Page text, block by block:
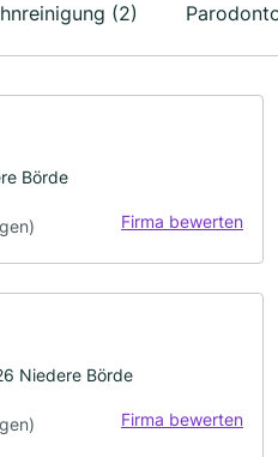
(2)
Börde
Firma bewerten
Niedere Börde
Firma bewerten